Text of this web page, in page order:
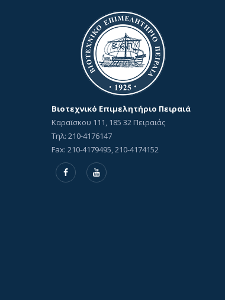
Βιοτεχνικό Επιμελητήριο Πειραιά
Καραϊσκου 111, 185 32 Πειραιάς
Τηλ: 210-4176147
Fax: 210-4179495, 210-4174152